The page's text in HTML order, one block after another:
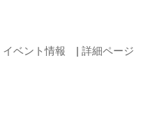
イベント情報 | 詳細ページ